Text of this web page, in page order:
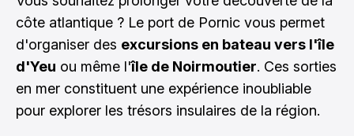
côte atlantique ? Le port de Pornic vous permet
d'organiser des excursions en bateau vers l'île
d'Yeu ou même l'île de Noirmoutier. Ces sorties
en mer constituent une expérience inoubliable
pour explorer les trésors insulaires de la région.